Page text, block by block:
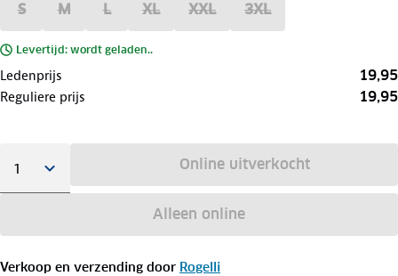
S M L XL XXL 3XL
Levertijd: wordt geladen..
Ledenprijs 19,95
Reguliere prijs 19,95
Online uitverkocht
Alleen online
Verkoop en verzending door Rogelli